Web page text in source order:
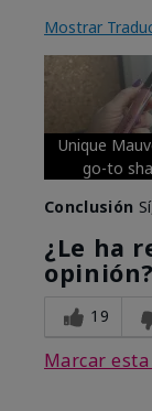
Mostrar
Unique
go-to
Conclusión
¿Le ha
opinión?
19
Marcar